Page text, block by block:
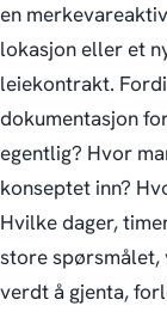
en
lokasjon eller et
leiekontrakt.
dokumentasjon
egentlig? Hvor
konseptet inn?
Hvilke dager,
store spørsmålet,
verdt å gjenta,